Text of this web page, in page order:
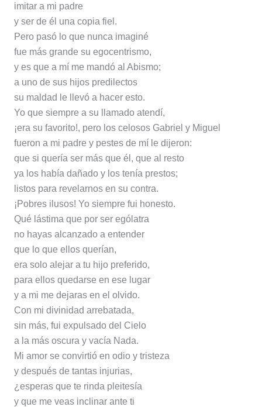
imitar a mi padre
y ser de él una copia fiel.
Pero pasó lo que nunca imaginé
fue más grande su egocentrismo,
y es que a mí me mandó al Abismo;
a uno de sus hijos predilectos
su maldad le llevó a hacer esto.
Yo que siempre a su llamado atendí,
¡era su favorito!, pero los celosos Gabriel y Miguel
fueron a mi padre y pestes de mí le dijeron:
que si quería ser más que él, que al resto
ya los había dañado y los tenía prestos;
listos para revelarnos en su contra.
¡Pobres ilusos! Yo siempre fui honesto.
Qué lástima que por ser ególatra
no hayas alcanzado a entender
que lo que ellos querían,
era solo alejar a tu hijo preferido,
para ellos quedarse en ese lugar
y a mi me dejaras en el olvido.
Con mi divinidad arrebatada,
sin más, fui expulsado del Cielo
a la más oscura y vacía Nada.
Mi amor se convirtió en odio y tristeza
y después de tantas injurias,
¿esperas que te rinda pleitesía
y que me veas inclinar ante ti